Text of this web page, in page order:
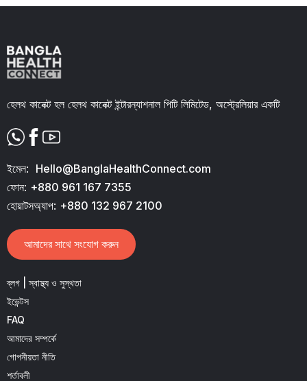
হেলথ কানেক্ট হল হেলথ কানেক্ট ইন্টারন্যাশনাল পিটি লিমিটেড, অস্ট্রেলিয়ার একটি
ইমেল: Hello@BanglaHealthConnect.com
ফোন: +880 961 167 7355
হোয়াটসঅ্যাপ: +880 132 967 2100
আমাদের সাথে সংযোগ করুন
ব্লগ | স্বাস্থ্য ও সুস্থতা
ইভেন্টস
FAQ
আমাদের সম্পর্কে
গোপনীয়তা নীতি
শর্তাবলী